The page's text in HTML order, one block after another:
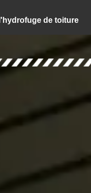
de toiture